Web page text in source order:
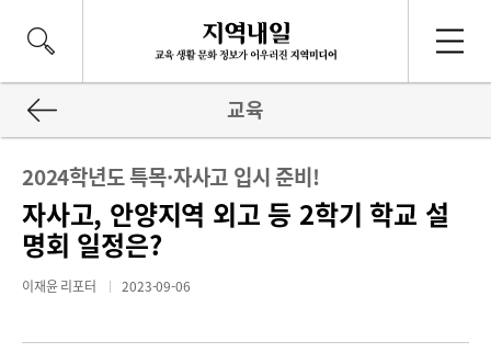
교육
2024학년도 특목·자사고 입시 준비!
자사고, 안양지역 외고 등 2학기 학교 설
명회 일정은?
이재윤 리포터 2023-09-06